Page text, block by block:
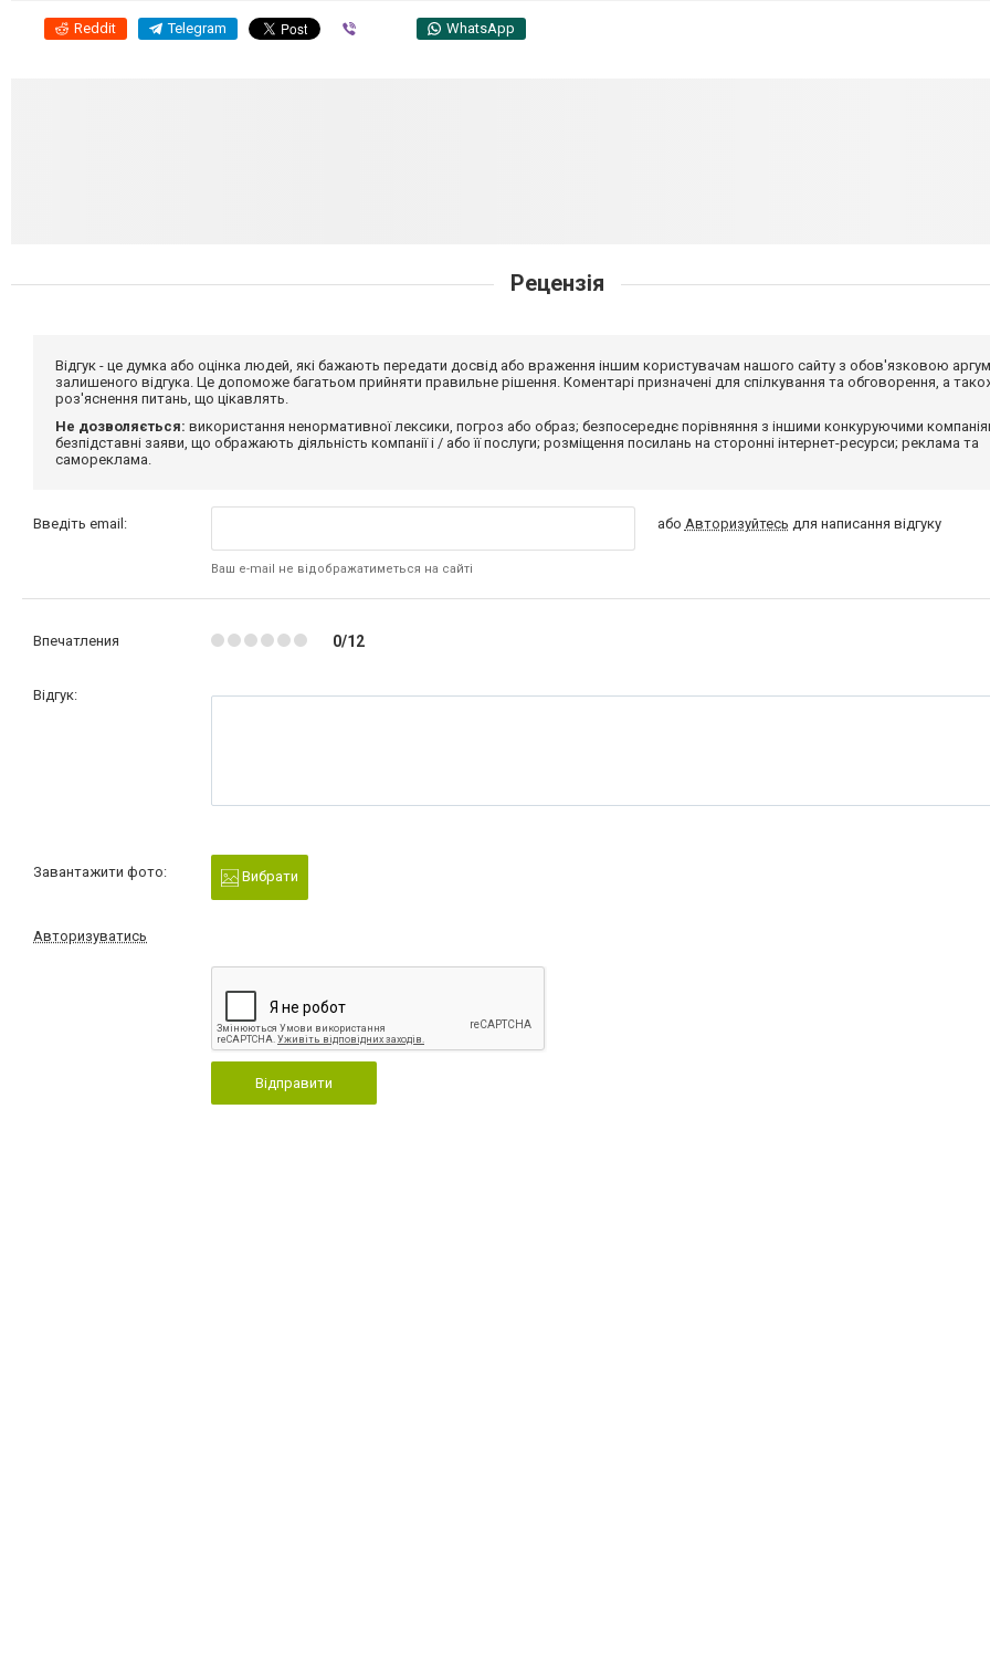
Reddit Telegram WhatsApp
Рецензія
Відгук - це думка або оцінка людей, які бажають передати досвід або враження іншим користувачам нашого сайту з обов'язковою
залишеного відгука. Це допоможе багатьом прийняти правильне рішення. Коментарі призначені для спілкування та обговорення, а
роз'яснення питань, що цікавлять.
Не дозволяється: використання ненормативної лексики, погроз або образ; безпосереднє порівняння з іншими конкуруючими
безпідставні заяви, що ображають діяльність компанії і / або її послуги; розміщення посилань на сторонні інтернет-ресурси; реклама та
самореклама.
Введіть email:
Ваш e-mail не відображатиметься на сайті
або Авторизуйтесь для написання відгуку
Впечатления 0/12
Відгук:
Завантажити фото: Вибрати
Авторизуватись
Відправити